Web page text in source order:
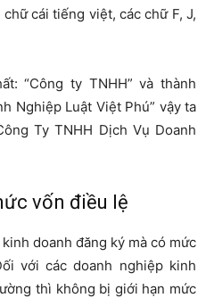
cái tiếng việt, các chữ F, J,
“Công ty TNHH” và thành
Nghiệp Luật Việt Phú” vậy ta
Ty TNHH Dịch Vụ Doanh
vốn điều lệ
doanh đăng ký mà có mức
với các doanh nghiệp kinh
thì không bị giới hạn mức